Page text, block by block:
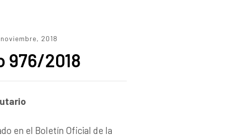
2018
976/2018
en el Boletín Oficial de la